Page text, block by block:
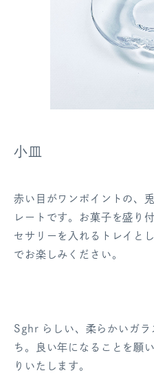
小皿
赤い目がワンポイントの、
レートです。お菓子を盛り
セサリーを入れるトレイと
でお楽しみください。
Sghr らしい、柔らかいガ
ち。良い年になることを願
りいたします。